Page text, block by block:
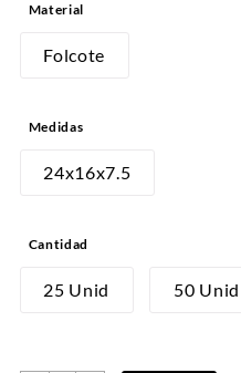
Material
Folcote
Medidas
24x16x7.5
Cantidad
25 Unid 50 Unid